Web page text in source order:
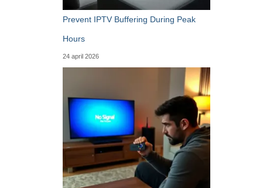
Prevent IPTV Buffering During Peak
Hours
24 april 2026